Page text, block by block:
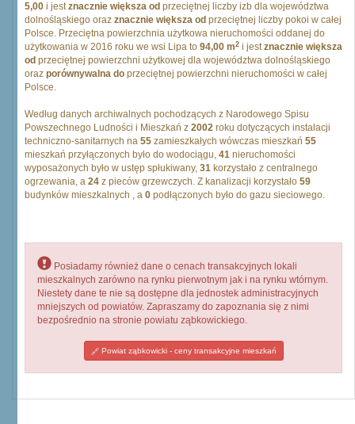
5,00 i jestznacznie większa od przeciętnej liczby izb dla województwa
dolnośląskiego oraz znacznie większa od przeciętnej liczby pokoi w całej
Polsce. Przeciętna powierzchnia użytkowa nieruchomości oddanej do
użytkowania w 2016 roku we wsi Lipa to 94,00 m2 i jestznacznie większa
od przeciętnej powierzchni użytkowej dla województwa dolnośląskiego
oraz porównywalna do przeciętnej powierzchni nieruchomości w całej
Polsce.
Według danych archiwalnych pochodzących z Narodowego Spisu
Powszechnego Ludności i Mieszkań z 2002 roku dotyczących instalacji
techniczno-sanitarnych na 55 zamieszkałych wówczas mieszkań 55
mieszkań przyłączonych było do wodociągu, 41 nieruchomości
wyposażonych było w ustęp spłukiwany, 31 korzystało z centralnego
ogrzewania, a 24 z pieców grzewczych. Z kanalizacji korzystało 59
budynków mieszkalnych , a 0 podłączonych było do gazu sieciowego.
Posiadamy również dane o cenach transakcyjnych lokali
mieszkalnych zarówno na rynku pierwotnym jak i na rynku wtórnym.
Niestety dane te nie są dostępne dla jednostek administracyjnych
mniejszych od powiatów. Zapraszamy do zapoznania się z nimi
bezpośrednio na stronie powiatu ząbkowickiego.
Powiat ząbkowicki - ceny transakcyjne mieszkań